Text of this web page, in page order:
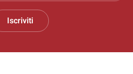
Iscriviti